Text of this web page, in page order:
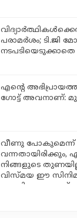
പരാമര്‍ശം; ടി.ജി
എന്റെ
ഗോട്ട് അവനാണ്:
വീണു പോകുമെന്ന്
വന്നതായിരിക്കും,
നിങ്ങളുടെ
വിസ്മയ ഈ
തോളിലേറ്റുന്നുണ്ട്